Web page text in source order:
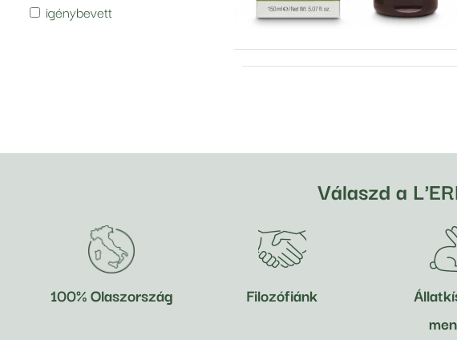
igénybevett
Válaszd a
100% Olaszország Filozófiánk